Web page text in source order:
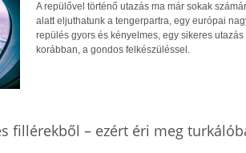
A repülővel történő utazás ma már sokak
alatt eljuthatunk a tengerpartra, egy európai
repülés gyors és kényelmes, egy sikeres
korábban, a gondos felkészüléssel.
fillérekből – ezért éri meg